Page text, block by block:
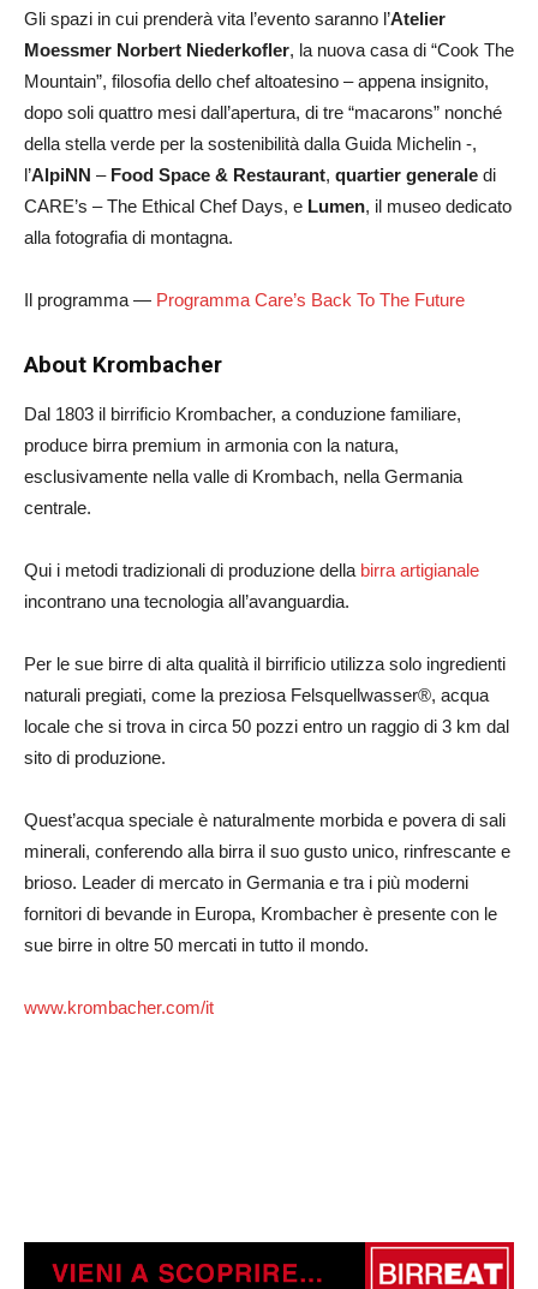
Gli spazi in cui prenderà vita l’evento saranno l’Atelier
Moessmer Norbert Niederkofler, la nuova casa di “Cook The
Mountain”, filosofia dello chef altoatesino – appena insignito,
dopo soli quattro mesi dall’apertura, di tre “macarons” nonché
della stella verde per la sostenibilità dalla Guida Michelin -,
l’AlpiNN –Food Space & Restaurant, quartier generale di
CARE’s – The Ethical Chef Days, e Lumen, il museo dedicato
alla fotografia di montagna.
Il programma — Programma Care’s Back To The Future
About Krombacher
Dal 1803 il birrificio Krombacher, a conduzione familiare,
produce birra premium in armonia con la natura,
esclusivamente nella valle di Krombach, nella Germania
centrale.
Qui i metodi tradizionali di produzione della birra artigianale
incontrano una tecnologia all’avanguardia.
Per le sue birre di alta qualità il birrificio utilizza solo ingredienti
naturali pregiati, come la preziosa Felsquellwasser®, acqua
locale che si trova in circa 50 pozzi entro un raggio di 3 km dal
sito di produzione.
Quest’acqua speciale è naturalmente morbida e povera di sali
minerali, conferendo alla birra il suo gusto unico, rinfrescante e
brioso. Leader di mercato in Germania e tra i più moderni
fornitori di bevande in Europa, Krombacher è presente con le
sue birre in oltre 50 mercati in tutto il mondo.
www.krombacher.com/it